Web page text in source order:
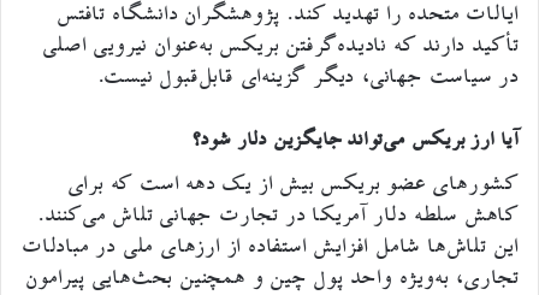
ایالات متحده را تهدید کند. پژوهشگران دانشگاه تافتس
تأکید دارند که نادیده‌گرفتن بریکس به‌عنوان نیرویی اصلی
در سیاست جهانی، دیگر گزینه‌ای قابل‌قبول نیست.
آیا ارز بریکس می‌تواند جایگزین دلار شود؟
کشورهای عضو بریکس بیش از یک دهه است که برای
کاهش سلطه دلار آمریکا در تجارت جهانی تلاش می‌کنند.
این تلاش‌ها شامل افزایش استفاده از ارزهای ملی در مبادلات
تجاری، به‌ویژه واحد پول چین و همچنین بحث‌هایی پیرامون